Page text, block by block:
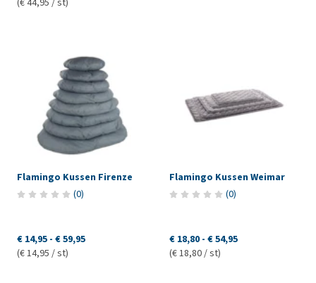
Flamingo Kussen Firenze
(0)
€ 14,95 - € 59,95
(€ 14,95 / st)
Flamingo Kussen Weimar
(0)
€ 18,80 - € 54,95
(€ 18,80 / st)